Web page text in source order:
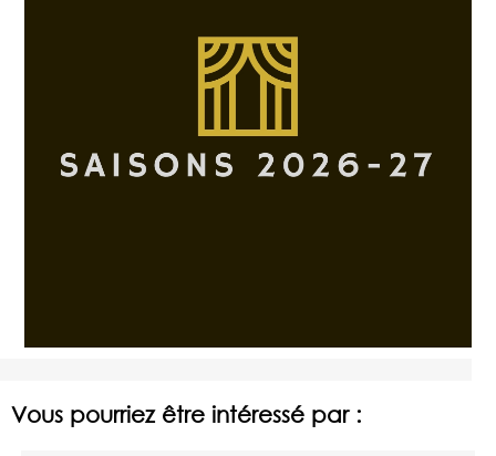
Vous pourriez être intéressé par :